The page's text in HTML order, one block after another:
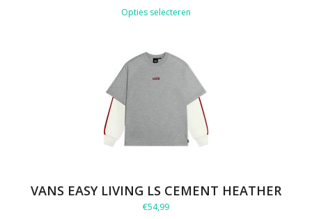
Opties selecteren
VANS EASY LIVING LS CEMENT HEATHER
€54,99